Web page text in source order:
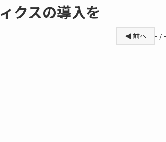
クスの導入を
◀ 前へ - / -